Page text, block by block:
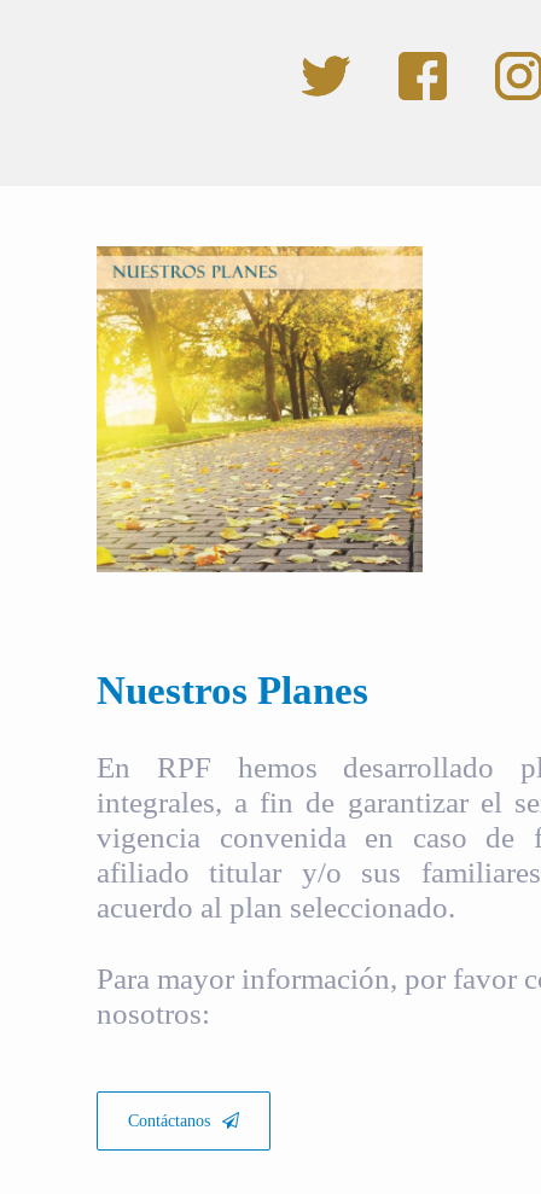
Nuestros Planes
En RPF hemos desarrollado
integrales, a fin de garantizar el
vigencia convenida en caso de
afiliado titular y/o sus
acuerdo al plan seleccionado.
Para mayor información, por favor
nosotros:
Contáctanos